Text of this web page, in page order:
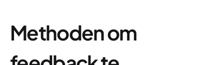
Methoden om